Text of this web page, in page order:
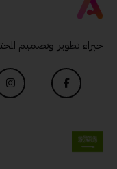
خبراء تطوير وتصميم